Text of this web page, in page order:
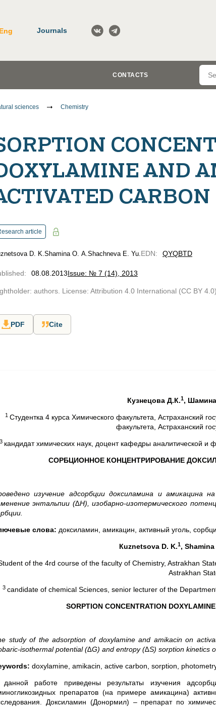
Journals
CONTACTS
sciences Chemistry
AND
CARBON
article
D. K. Shamina О. А. Shachneva E. Yu. EDN: QYQBTD
: 08.08.2013Issue: № 7 (14), 2013
authors. License: Attribution 4.0 International (CC BY 4.0)
PDF Cite
Кузнецова Д.К.1,
1 Студентка 4 курса Химического факультета, Астраханский
факультета, Астраханский
3 кандидат химических наук, доцент кафедры аналитической и
СОРБЦИОННОЕ КОНЦЕНТРИРОВАНИЕ
изучение адсорбции доксиламина и амикацина
энтальпии (∆Н), изобарно-изотермического
слова: доксиламин, амикацин, активный уголь,
Кuznetsova D. K.1, Shamina
of the 4rd course of the faculty of Chemistry, Astrakhan
Astrakhan
3 candidate of chemical Sciences, senior lecturer of the
SORPTION CONCENTRATION
study of the adsorption of doxylamine and amikacin on
isothermal potential (∆G) and entropy (∆S) sorption kinetics
doxylamine, amikacin, active carbon, sorption,
работе приведены результаты изучения
препаратов (на примере амикацина)
Доксиламин (Донормил) – препарат по